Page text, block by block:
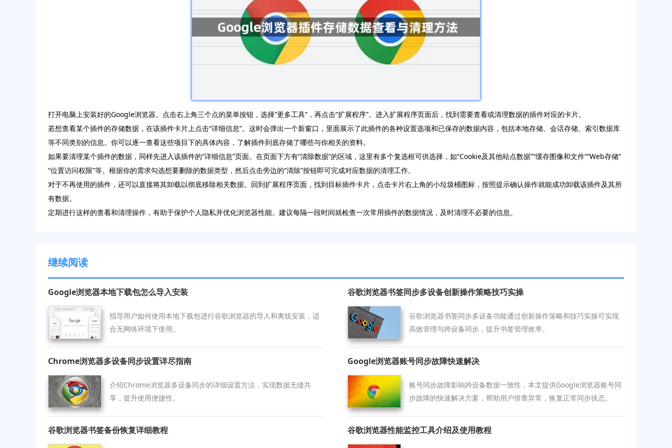
打开电脑上安装好的Google浏览器。点击右上角三个点的菜单按钮，选择“更多工具”，再点击“扩展程序”。进入扩展程序页面后，找到需要查看或清理数据的插件对应的卡片。
若想查看某个插件的存储数据，在该插件卡片上点击“详细信息”。这时会弹出一个新窗口，里面展示了此插件的各种设置选项和已保存的数据内容，包括本地存储、会话存储、索引数据库
等不同类别的信息。你可以逐一查看这些项目下的具体内容，了解插件到底存储了哪些与你相关的资料。
如果要清理某个插件的数据，同样先进入该插件的“详细信息”页面。在页面下方有“清除数据”的区域，这里有多个复选框可供选择，如“Cookie及其他站点数据”“缓存图像和文件”“Web存储”
“位置访问权限”等。根据你的需求勾选想要删除的数据类型，然后点击旁边的“清除”按钮即可完成对应数据的清理工作。
对于不再使用的插件，还可以直接将其卸载以彻底移除相关数据。回到扩展程序页面，找到目标插件卡片，点击卡片右上角的小垃圾桶图标，按照提示确认操作就能成功卸载该插件及其所
有数据。
定期进行这样的查看和清理操作，有助于保护个人隐私并优化浏览器性能。建议每隔一段时间就检查一次常用插件的数据情况，及时清理不必要的信息。
继续阅读
Google浏览器本地下载包怎么导入安装
指导用户如何使用本地下载包进行谷歌浏览器的导入和离线安装，适
合无网络环境下使用。
谷歌浏览器书签同步多设备创新操作策略技巧实操
谷歌浏览器书签同步多设备功能通过创新操作策略和技巧实操可实现
高效管理与跨设备同步，提升书签管理效率。
Chrome浏览器多设备同步设置详尽指南
介绍Chrome浏览器多设备同步的详细设置方法，实现数据无缝共
享，提升使用便捷性。
Google浏览器账号同步故障快速解决
账号同步故障影响跨设备数据一致性，本文提供Google浏览器账号同
步故障的快速解决方案，帮助用户排查异常，恢复正常同步状态。
谷歌浏览器书签备份恢复详细教程 谷歌浏览器性能监控工具介绍及使用教程